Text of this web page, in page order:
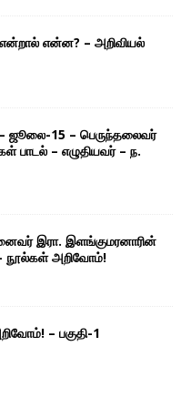
என்ன? – அறிவியல்
ஜூலை-15 – பெருந்தலைவர்
பாடல் – எழுதியவர் – ந.
இரா. இளங்குமரனாரின்
– நூல்கள் அறிவோம்!
– பகுதி-1